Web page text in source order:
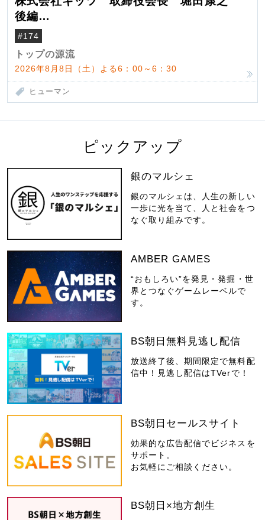
後編
米国駐在でも浮かんだ八ヶ岳 山小屋を営
んだ父母
#174
トップの源流
2026年8月8日（土）よる6：00～6：30
ヒューマン
ピックアップ
銀のマルシェ
銀のマルシェは、人生の新しい
一歩に光を当て、人と社会をつ
なぐ取り組みです。
AMBER GAMES
“おもしろい”を発見・発掘・世
界とつなぐゲームレーベルで
す。
BS朝日無料見逃し配信
放送終了後、期間限定で無料配
信中！見逃し配信はTVerで！
BS朝日セールスサイト
効果的な広告配信でビジネスを
サポート。
お気軽にご相談ください。
BS朝日×地方創生